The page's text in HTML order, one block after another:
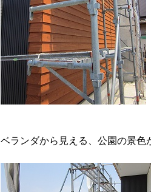
ベランダから見える、公園の景色